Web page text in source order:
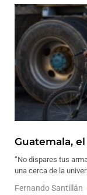
Guatemala,
“No dispares tus
una cerca de la
Fernando Santillán